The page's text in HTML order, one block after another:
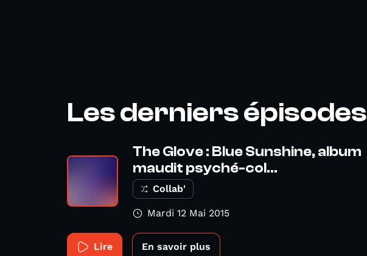
Les derniers épisodes
The Glove : Blue Sunshine, album
maudit psyché-col...
Collab'
Mardi 12 Mai 2015
Lire En savoir plus